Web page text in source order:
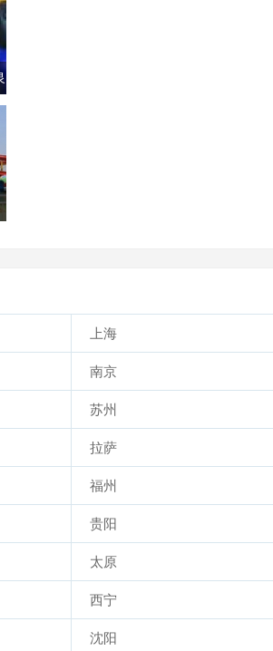
上海
南京
苏州
拉萨
福州
贵阳
太原
西宁
沈阳